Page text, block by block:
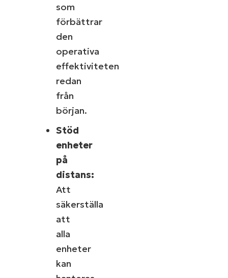
som
förbättrar
den
operativa
effektiviteten
redan
från
början.
Stöd
enheter
på
distans:
Att
säkerställa
att
alla
enheter
kan